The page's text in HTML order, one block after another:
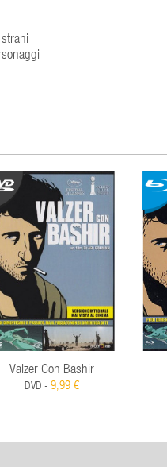
Valzer Con Bashir
DVD - 9,99 €